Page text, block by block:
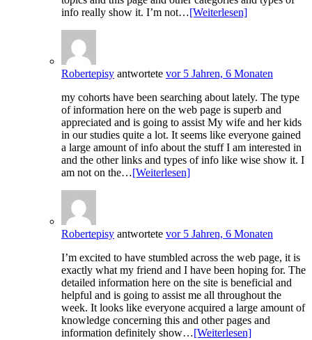
info really show it. I’m not…[Weiterlesen]
Robertepisy antwortete vor 5 Jahren, 6 Monaten
my cohorts have been searching about lately. The type
of information here on the web page is superb and
appreciated and is going to assist My wife and her kids
in our studies quite a lot. It seems like everyone gained
a large amount of info about the stuff I am interested in
and the other links and types of info like wise show it. I
am not on the…[Weiterlesen]
Robertepisy antwortete vor 5 Jahren, 6 Monaten
I’m excited to have stumbled across the web page, it is
exactly what my friend and I have been hoping for. The
detailed information here on the site is beneficial and
helpful and is going to assist me all throughout the
week. It looks like everyone acquired a large amount of
knowledge concerning this and other pages and
information definitely show…[Weiterlesen]